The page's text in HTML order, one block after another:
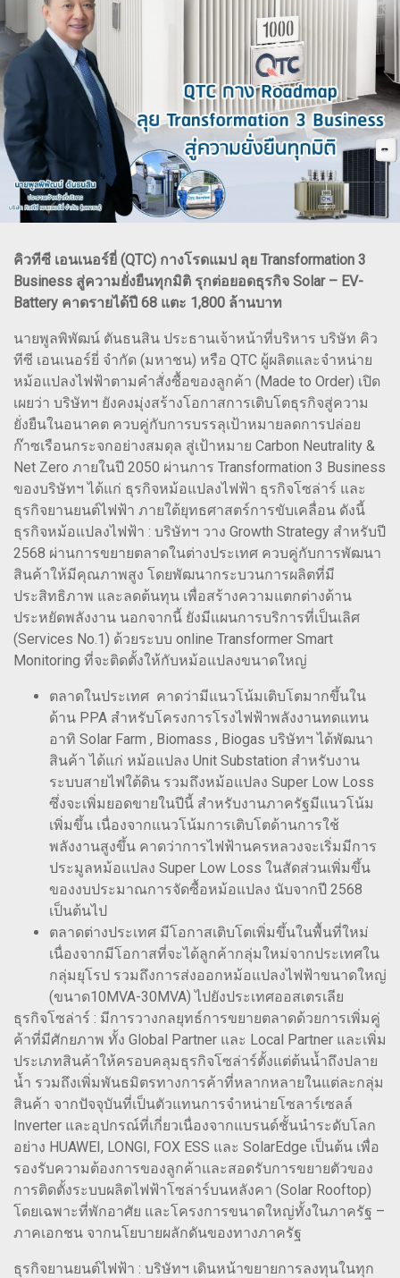
คิวทีซี เอนเนอร์ยี่ (QTC) กางโรดแมป ลุย Transformation 3
Business สู่ความยั่งยืนทุกมิติ รุกต่อยอดธุรกิจ Solar – EV-
Battery คาดรายได้ปี 68 แตะ 1,800 ล้านบาท
นายพูลพิพัฒน์ ตันธนสิน ประธานเจ้าหน้าที่บริหาร บริษัท คิว
ทีซี เอนเนอร์ยี่ จำกัด (มหาชน) หรือ QTC ผู้ผลิตและจำหน่าย
หม้อแปลงไฟฟ้าตามคำสั่งซื้อของลูกค้า (Made to Order) เปิด
เผยว่า บริษัทฯ ยังคงมุ่งสร้างโอกาสการเติบโตธุรกิจสู่ความ
ยั่งยืนในอนาคต ควบคู่กับการบรรลุเป้าหมายลดการปล่อย
ก๊าซเรือนกระจกอย่างสมดุล สู่เป้าหมาย Carbon Neutrality &
Net Zero ภายในปี 2050 ผ่านการ Transformation 3 Business
ของบริษัทฯ ได้แก่ ธุรกิจหม้อแปลงไฟฟ้า ธุรกิจโซล่าร์ และ
ธุรกิจยานยนต์ไฟฟ้า ภายใต้ยุทธศาสตร์การขับเคลื่อน ดังนี้
ธุรกิจหม้อแปลงไฟฟ้า : บริษัทฯ วาง Growth Strategy สำหรับปี
2568 ผ่านการขยายตลาดในต่างประเทศ ควบคู่กับการพัฒนา
สินค้าให้มีคุณภาพสูง โดยพัฒนากระบวนการผลิตที่มี
ประสิทธิภาพ และลดต้นทุน เพื่อสร้างความแตกต่างด้าน
ประหยัดพลังงาน นอกจากนี้ ยังมีแผนการบริการที่เป็นเลิศ
(Services No.1) ด้วยระบบ online Transformer Smart
Monitoring ที่จะติดตั้งให้กับหม้อแปลงขนาดใหญ่
ตลาดในประเทศ คาดว่ามีแนวโน้มเติบโตมากขึ้นใน
ด้าน PPA สำหรับโครงการโรงไฟฟ้าพลังงานทดแทน
อาทิ Solar Farm , Biomass , Biogas บริษัทฯ ได้พัฒนา
สินค้า ได้แก่ หม้อแปลง Unit Substation สำหรับงาน
ระบบสายไฟใต้ดิน รวมถึงหม้อแปลง Super Low Loss
ซึ่งจะเพิ่มยอดขายในปีนี้ สำหรับงานภาครัฐมีแนวโน้ม
เพิ่มขึ้น เนื่องจากแนวโน้มการเติบโตด้านการใช้
พลังงานสูงขึ้น คาดว่าการไฟฟ้านครหลวงจะเริ่มมีการ
ประมูลหม้อแปลง Super Low Loss ในสัดส่วนเพิ่มขึ้น
ของงบประมาณการจัดซื้อหม้อแปลง นับจากปี 2568
เป็นต้นไป
ตลาดต่างประเทศ มีโอกาสเติบโตเพิ่มขึ้นในพื้นที่ใหม่
เนื่องจากมีโอกาสที่จะได้ลูกค้ากลุ่มใหม่จากประเทศใน
กลุ่มยุโรป รวมถึงการส่งออกหม้อแปลงไฟฟ้าขนาดใหญ่
(ขนาด10MVA-30MVA) ไปยังประเทศออสเตรเลีย
ธุรกิจโซล่าร์ : มีการวางกลยุทธ์การขยายตลาดด้วยการเพิ่มคู่
ค้าที่มีศักยภาพ ทั้ง Global Partner และ Local Partner และเพิ่ม
ประเภทสินค้าให้ครอบคลุมธุรกิจโซล่าร์ตั้งแต่ต้นน้ำถึงปลาย
น้ำ รวมถึงเพิ่มพันธมิตรทางการค้าที่หลากหลายในแต่ละกลุ่ม
สินค้า จากปัจจุบันที่เป็นตัวแทนการจำหน่ายโซลาร์เซลล์
Inverter และอุปกรณ์ที่เกี่ยวเนื่องจากแบรนด์ชั้นนำระดับโลก
อย่าง HUAWEI, LONGI, FOX ESS และ SolarEdge เป็นต้น เพื่อ
รองรับความต้องการของลูกค้าและสอดรับการขยายตัวของ
การติดตั้งระบบผลิตไฟฟ้าโซล่าร์บนหลังคา (Solar Rooftop)
โดยเฉพาะที่พักอาศัย และโครงการขนาดใหญ่ทั้งในภาครัฐ –
ภาคเอกชน จากนโยบายผลักดันของทางภาครัฐ
ธุรกิจยานยนต์ไฟฟ้า : บริษัทฯ เดินหน้าขยายการลงทุนในทุก